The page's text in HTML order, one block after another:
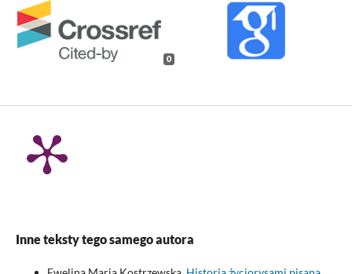
0
Inne teksty tego samego autora